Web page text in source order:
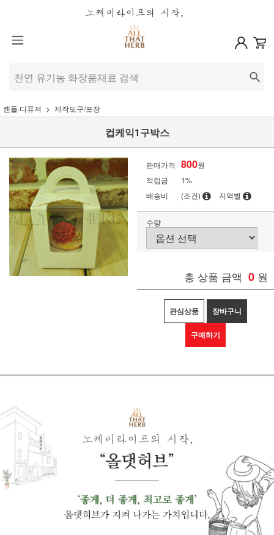
캔들·디퓨져 제작도구/포장
컵케익1구박스
판매가격 800원
적립금
1%
배송비
(조건) 지역별
수량
총 상품 금액 0 원
관심상품 장바구니
구매하기